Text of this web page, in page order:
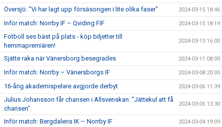
Översjö: "Vi har lagt upp försäsongen i lite olika faser" 2024-03-15 18:46
Inför match: Norrby IF – Qviding FIF 2024-03-15 18:19
Fotboll ses bäst på plats - köp biljetter till
hemmapremiären!
2024-03-13 16:00
Sjätte raka när Vänersborg besegrades 2024-03-11 08:00
Inför match: Norrby – Vänersborgs IF 2024-03-08 20:05
16-årig akademispelare avgjorde derbyt 2024-03-06 11:39
Julius Johansson får chansen i Allsvenskan: "Jättekul att få
chansen"
2024-03-05 13:30
Inför match: Bergdalens IK – Norrby IF 2024-03-04 19:09